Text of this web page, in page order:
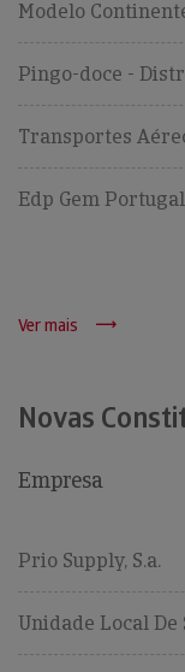
Modelo
Pingo-doce -
Transportes
Edp Gem
Ver mais
Novas
Empresa
Prio Supply, S.a.
Unidade Local De